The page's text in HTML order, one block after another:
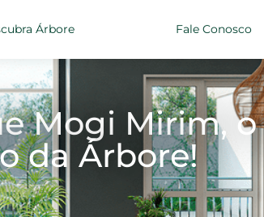
Árbore Fale Conosco
Mogi Mirim,
da Árbore!